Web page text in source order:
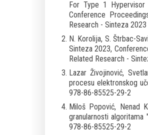
For Type 1
Conference
Research - Sinteza
N. Korolija, S. Štrbac-
Sinteza 2023,
Related Research -
Lazar Živojinović,
procesu elektronskog
978-86-85525-29-2
Miloš Popović, Nenad
granularnosti
978-86-85525-29-2